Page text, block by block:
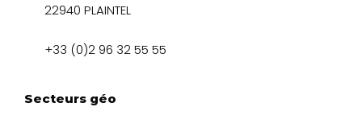
22940 PLAINTEL
+33 (0)2 96 32 55 55
Secteurs géo